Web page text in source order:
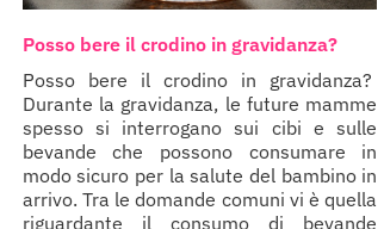
Posso bere il crodino in gravidanza?
Posso bere il crodino in gravidanza?
Durante la gravidanza, le future mamme
spesso si interrogano sui cibi e sulle
bevande che possono consumare in
modo sicuro per la salute del bambino in
arrivo. Tra le domande comuni vi è quella
riguardante il consumo di bevande